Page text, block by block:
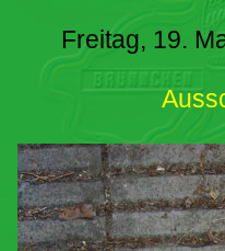
Freitag, 19.